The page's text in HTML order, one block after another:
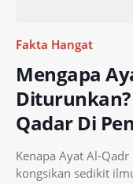
Fakta Hangat
Mengapa
Qadar Di
Kenapa Ayat Al-
kongsikan sedikit